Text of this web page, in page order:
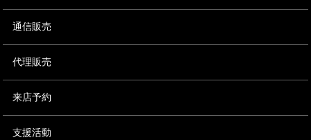
通信販売
代理販売
来店予約
支援活動